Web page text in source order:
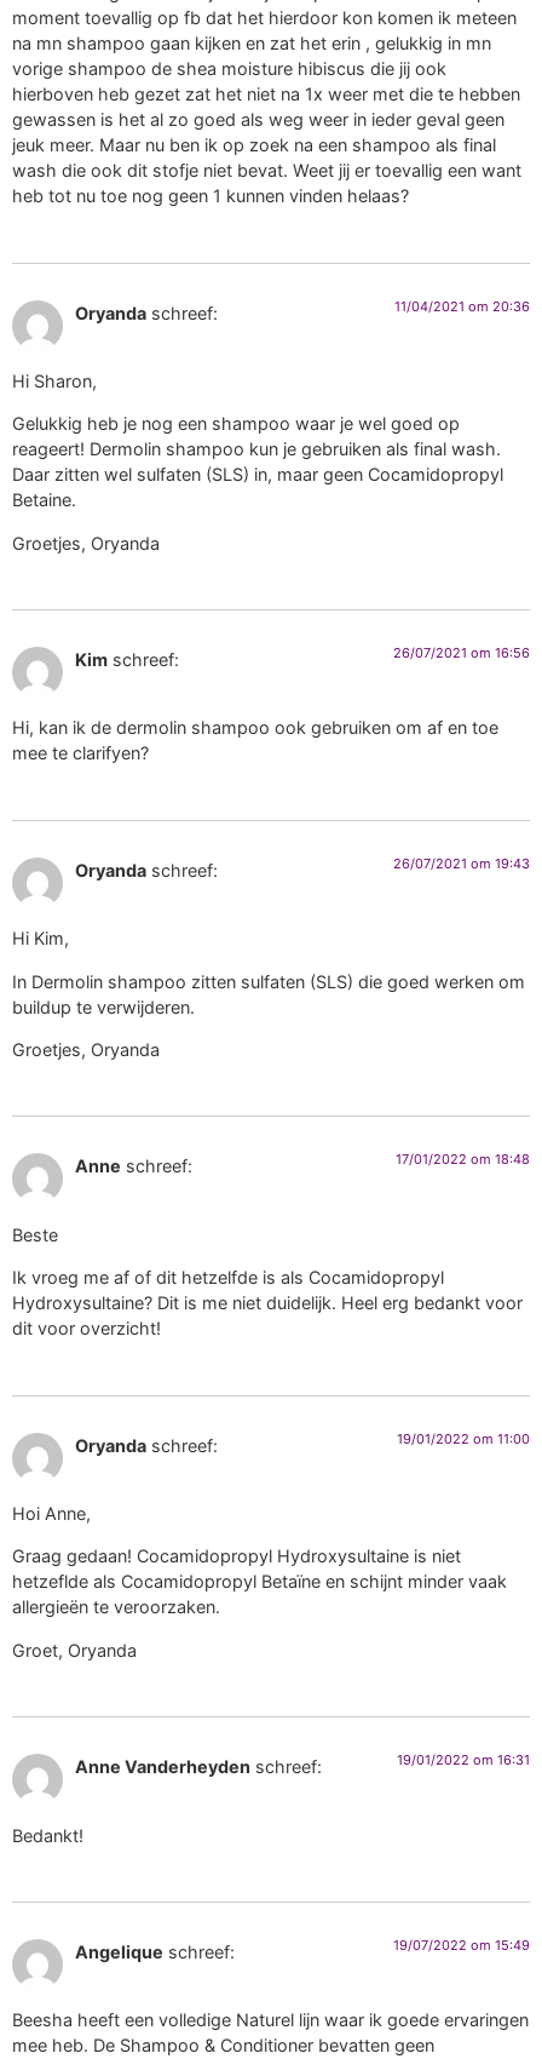
moment toevallig op fb dat het hierdoor kon komen ik meteen
na mn shampoo gaan kijken en zat het erin , gelukkig in mn
vorige shampoo de shea moisture hibiscus die jij ook
hierboven heb gezet zat het niet na 1x weer met die te hebben
gewassen is het al zo goed als weg weer in ieder geval geen
jeuk meer. Maar nu ben ik op zoek na een shampoo als final
wash die ook dit stofje niet bevat. Weet jij er toevallig een want
heb tot nu toe nog geen 1 kunnen vinden helaas?
Oryanda schreef: 11/04/2021 om 20:36
Hi Sharon,
Gelukkig heb je nog een shampoo waar je wel goed op
reageert! Dermolin shampoo kun je gebruiken als final wash.
Daar zitten wel sulfaten (SLS) in, maar geen Cocamidopropyl
Betaine.
Groetjes, Oryanda
Kim schreef: 26/07/2021 om 16:56
Hi, kan ik de dermolin shampoo ook gebruiken om af en toe
mee te clarifyen?
Oryanda schreef: 26/07/2021 om 19:43
Hi Kim,
In Dermolin shampoo zitten sulfaten (SLS) die goed werken om
buildup te verwijderen.
Groetjes, Oryanda
Anne schreef: 17/01/2022 om 18:48
Beste
Ik vroeg me af of dit hetzelfde is als Cocamidopropyl
Hydroxysultaine? Dit is me niet duidelijk. Heel erg bedankt voor
dit voor overzicht!
Oryanda schreef: 19/01/2022 om 11:00
Hoi Anne,
Graag gedaan! Cocamidopropyl Hydroxysultaine is niet
hetzeflde als Cocamidopropyl Betaïne en schijnt minder vaak
allergieën te veroorzaken.
Groet, Oryanda
Anne Vanderheyden schreef: 19/01/2022 om 16:31
Bedankt!
Angelique schreef: 19/07/2022 om 15:49
Beesha heeft een volledige Naturel lijn waar ik goede ervaringen
mee heb. De Shampoo & Conditioner bevatten geen